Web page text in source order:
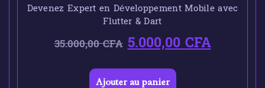
Devenez Expert en Développement Mobile avec
Flutter & Dart
35.000,00CFA 5.000,00CFA
Ajouter au panier